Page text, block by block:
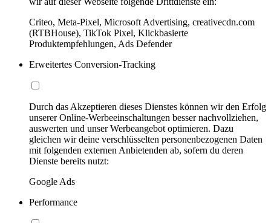
Criteo, Meta-Pixel, Microsoft Advertising, creativecdn.com
(RTBHouse), TikTok Pixel, Klickbasierte
Produktempfehlungen, Ads Defender
Erweitertes Conversion-Tracking
Durch das Akzeptieren dieses Dienstes können wir den Erfolg
unserer Online-Werbeeinschaltungen besser nachvollziehen,
auswerten und unser Werbeangebot optimieren. Dazu
gleichen wir deine verschlüsselten personenbezogenen Daten
mit folgenden externen Anbietenden ab, sofern du deren
Dienste bereits nutzt:
Google Ads
Performance